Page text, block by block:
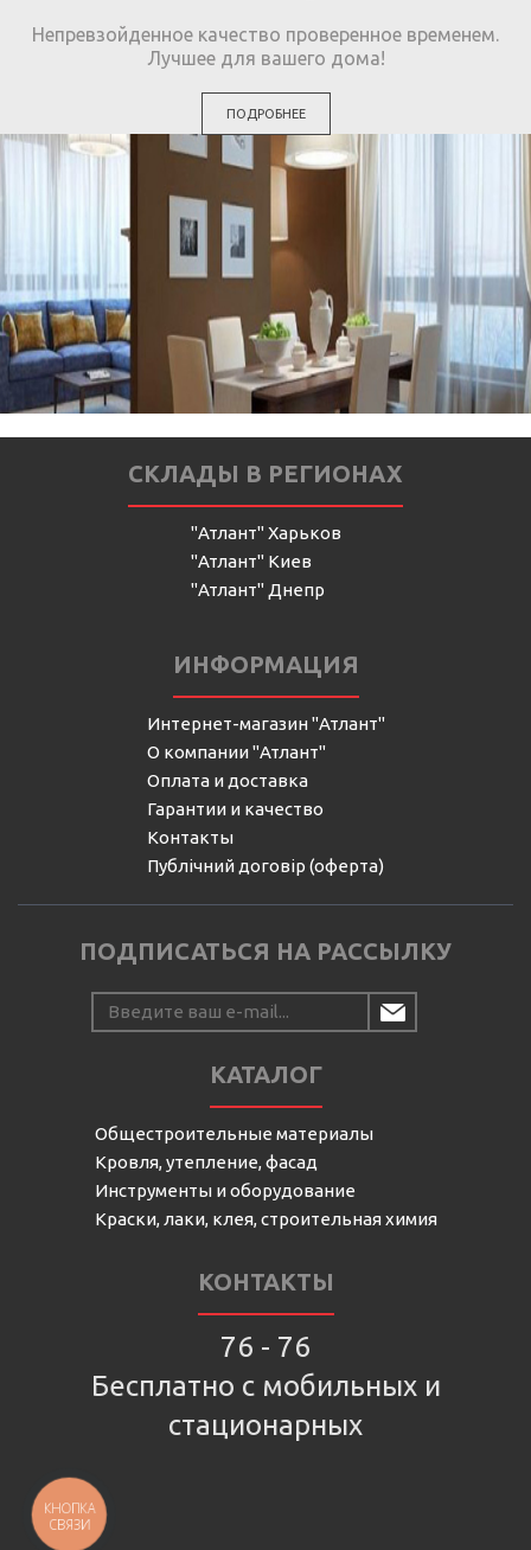
Непревзойденное качество проверенное временем.
Лучшее для вашего дома!
ПОДРОБНЕЕ
СКЛАДЫ В РЕГИОНАХ
"Атлант" Харьков
"Атлант" Киев
"Атлант" Днепр
ИНФОРМАЦИЯ
Интернет-магазин "Атлант"
О компании "Атлант"
Оплата и доставка
Гарантии и качество
Контакты
Публічний договір (оферта)
ПОДПИСАТЬСЯ НА РАССЫЛКУ
КАТАЛОГ
Общестроительные материалы
Кровля, утепление, фасад
Инструменты и оборудование
Краски, лаки, клея, строительная химия
КОНТАКТЫ
76 - 76
Бесплатно с мобильных и
стационарных
КНОПКА
СВЯЗИ